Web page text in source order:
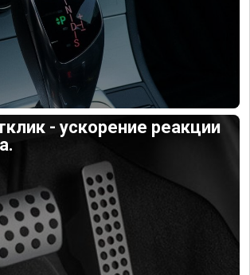
- ускорение реакции